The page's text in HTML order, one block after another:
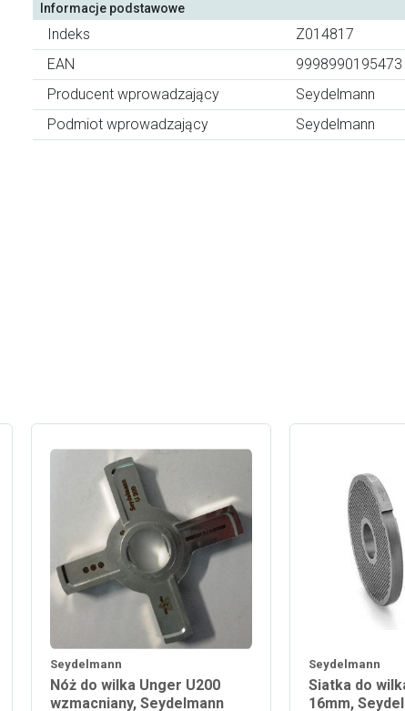
Informacje podstawowe
Indeks
Z014817
EAN
9998990195473
Producent wprowadzający
Seydelmann
Podmiot wprowadzający
Seydelmann
Seydelmann
Nóż do wilka Unger U200
wzmacniany, Seydelmann
Seydelmann
Siatka do
16mm,